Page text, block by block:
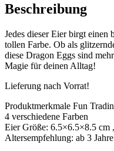
Beschreibung
Jedes dieser Eier birgt
tollen Farbe. Ob als
diese Dragon Eggs sind
Magie für deinen Alltag!
Lieferung nach Vorrat!
Produktmerkmale Fun
4 verschiedene Farben
Eier Größe: 6.5×6.5×8.5 cm
Altersempfehlung: ab 3 Jahre